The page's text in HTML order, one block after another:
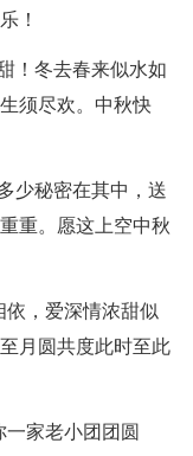
！
！冬去春来似水如
须尽欢。中秋快
少秘密在其中，送
重。愿这上空中秋
依，爱深情浓甜似
月圆共度此时至此
家老小团团圆